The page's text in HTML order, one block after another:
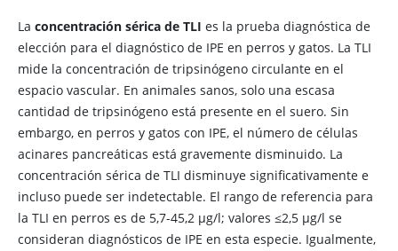
La concentración sérica de TLI es la prueba diagnóstica de
elección para el diagnóstico de IPE en perros y gatos. La TLI
mide la concentración de tripsinógeno circulante en el
espacio vascular. En animales sanos, solo una escasa
cantidad de tripsinógeno está presente en el suero. Sin
embargo, en perros y gatos con IPE, el número de células
acinares pancreáticas está gravemente disminuido. La
concentración sérica de TLI disminuye significativamente e
incluso puede ser indetectable. El rango de referencia para
la TLI en perros es de 5,7-45,2 μg/l; valores ≤2,5 μg/l se
consideran diagnósticos de IPE en esta especie. Igualmente,